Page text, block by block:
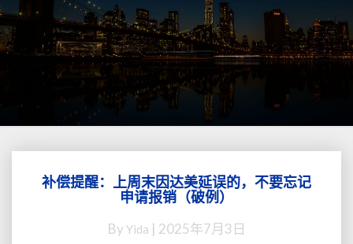
补
偿
醒：
补偿提醒：上周末因达美延误的，不要忘记
申请报销（破例）
By Yida 2025年7月3日